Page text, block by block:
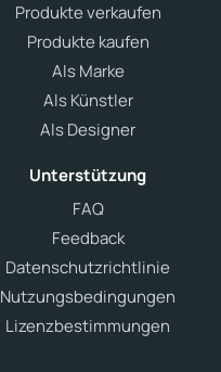
Produkte verkaufen
Produkte kaufen
Als Marke
Als Künstler
Als Designer
Unterstützung
FAQ
Feedback
Datenschutzrichtlinie
Nutzungsbedingungen
Lizenzbestimmungen